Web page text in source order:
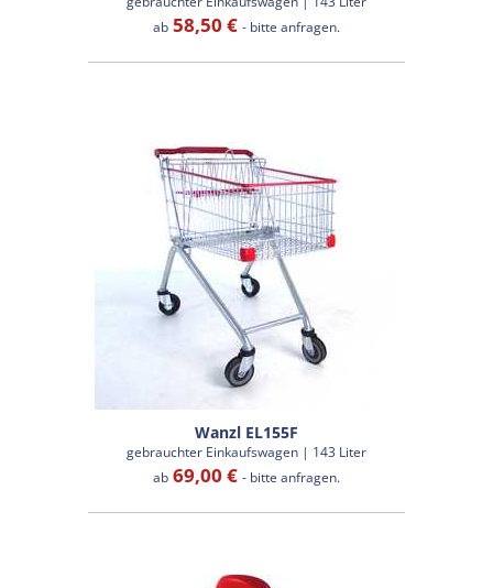
ab58,50 € - bitte anfragen.
Wanzl EL155F
gebrauchter Einkaufswagen | 143 Liter
ab69,00 € - bitte anfragen.